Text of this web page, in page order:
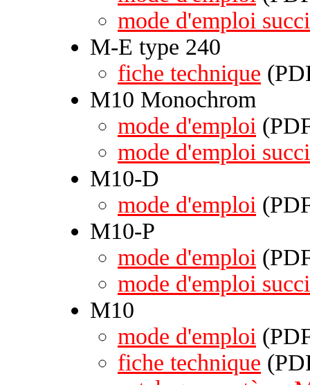
mode d'emploi
M-E type 240
fiche technique
M10 Monochrom
mode d'emploi
mode d'emploi
M10-D
mode d'emploi
M10-P
mode d'emploi
mode d'emploi
M10
mode d'emploi
fiche technique